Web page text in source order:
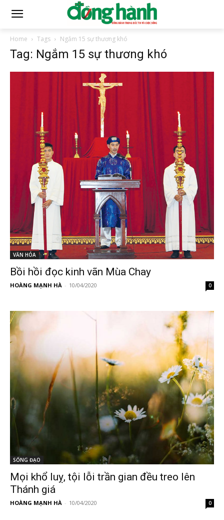
Home Tags Ngắm 15 sự thương khó
Tag: Ngắm 15 sự thương khó
VĂN HÓA
Bồi hồi đọc kinh vãn Mùa Chay
HOÀNG MẠNH HÀ - 10/04/2020 0
SỐNG ĐẠO
Mọi khổ luỵ, tội lỗi trần gian đều treo lên
Thánh giá
HOÀNG MẠNH HÀ - 10/04/2020 0